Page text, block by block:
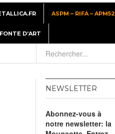
ASPM – RIFA – APM52
D’ART
NEWSLETTER
Abonnez-vous à
notre newsletter: la